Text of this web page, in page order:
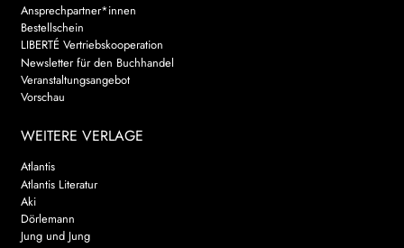
Ansprechpartner*innen
Bestellschein
LIBERTÉ Vertriebskooperation
Newsletter für den Buchhandel
Veranstaltungsangebot
Vorschau
WEITERE VERLAGE
Atlantis
Atlantis Literatur
Aki
Dörlemann
Jung und Jung